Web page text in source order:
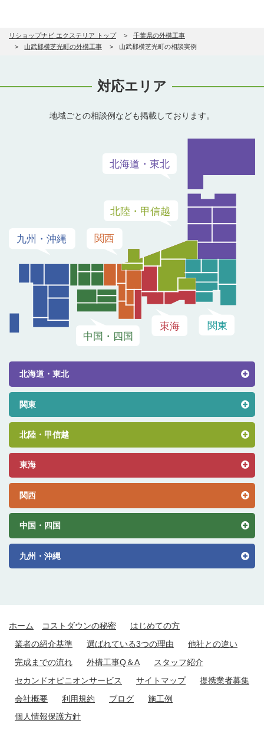
リショップナビ エクステリア トップ
千葉県の外構工事
山武郡横芝光町の外構工事
山武郡横芝光町の相談実例
対応エリア
地域ごとの相談例なども掲載しております。
北海道・東北
関東
北陸・甲信越
東海
関西
中国・四国
九州・沖縄
ホーム コストダウンの秘密
はじめての方
業者の紹介基準
選ばれている3つの理由
他社との違い
完成までの流れ
外構工事Q＆A
スタッフ紹介
セカンドオピニオンサービス
サイトマップ
提携業者募集
会社概要
利用規約 ブログ
施工例
個人情報保護方針